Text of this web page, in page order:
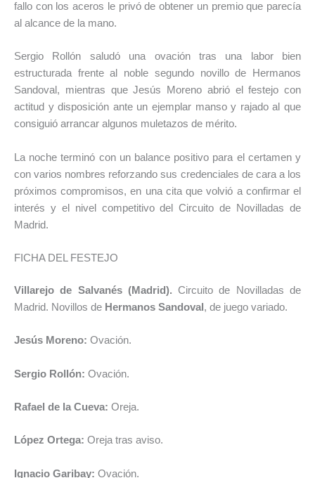
fallo con los aceros le privó de obtener un premio que parecía
al alcance de la mano.
Sergio Rollón saludó una ovación tras una labor bien
estructurada frente al noble segundo novillo de Hermanos
Sandoval, mientras que Jesús Moreno abrió el festejo con
actitud y disposición ante un ejemplar manso y rajado al que
consiguió arrancar algunos muletazos de mérito.
La noche terminó con un balance positivo para el certamen y
con varios nombres reforzando sus credenciales de cara a los
próximos compromisos, en una cita que volvió a confirmar el
interés y el nivel competitivo del Circuito de Novilladas de
Madrid.
FICHA DEL FESTEJO
Villarejo de Salvanés (Madrid). Circuito de Novilladas de
Madrid. Novillos de Hermanos Sandoval , de juego variado.
Jesús Moreno: Ovación.
Sergio Rollón: Ovación.
Rafael de la Cueva: Oreja.
López Ortega: Oreja tras aviso.
Ignacio Garibay: Ovación.